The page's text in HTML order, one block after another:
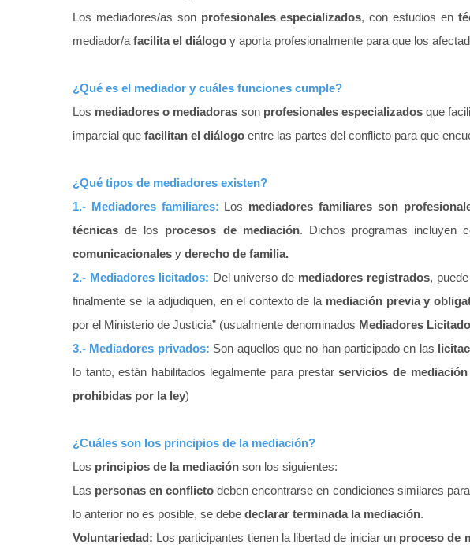
Los mediadores/as son profesionales especializados, con estudios en
mediador/a facilita el diálogo y aporta profesionalmente para que los
¿Qué es el mediador y cuáles funciones cumple?
Los mediadores o mediadoras son profesionales especializados que
imparcial que facilitan el diálogo entre las partes del conflicto para que
¿Qué tipos de mediadores existen?
1.- Mediadores familiares: Los mediadores familiares son
técnicas de los procesos de mediación. Dichos programas incluyen
comunicacionales y derecho de familia.
2.- Mediadores licitados: Del universo de mediadores registrados,
finalmente se la adjudiquen, en el contexto de la mediación previa y
por el Ministerio de Justicia” (usualmente denominados Mediadores
3.- Mediadores privados: Son aquellos que no han participado en las
lo tanto, están habilitados legalmente para prestarservicios de mediación
prohibidas por la ley)
¿Cuáles son los principios de la mediación?
Los principios de la mediación son los siguientes:
Las personas en conflicto deben encontrarse en condiciones similares
lo anterior no es posible, se debe declarar terminada la mediación.
Voluntariedad: Los participantes tienen la libertad de iniciar un proceso de